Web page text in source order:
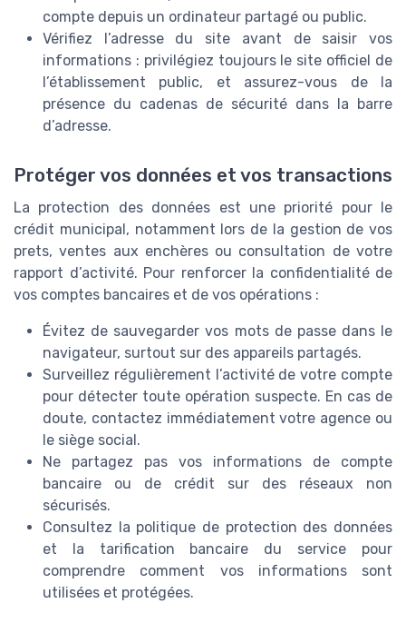
compte depuis un ordinateur partagé ou public.
Vérifiez l’adresse du site avant de saisir vos
informations : privilégiez toujours le site officiel de
l’établissement public, et assurez-vous de la
présence du cadenas de sécurité dans la barre
d’adresse.
Protéger vos données et vos transactions
La protection des données est une priorité pour le
crédit municipal, notamment lors de la gestion de vos
prets, ventes aux enchères ou consultation de votre
rapport d’activité. Pour renforcer la confidentialité de
vos comptes bancaires et de vos opérations :
Évitez de sauvegarder vos mots de passe dans le
navigateur, surtout sur des appareils partagés.
Surveillez régulièrement l’activité de votre compte
pour détecter toute opération suspecte. En cas de
doute, contactez immédiatement votre agence ou
le siège social.
Ne partagez pas vos informations de compte
bancaire ou de crédit sur des réseaux non
sécurisés.
Consultez la politique de protection des données
et la tarification bancaire du service pour
comprendre comment vos informations sont
utilisées et protégées.